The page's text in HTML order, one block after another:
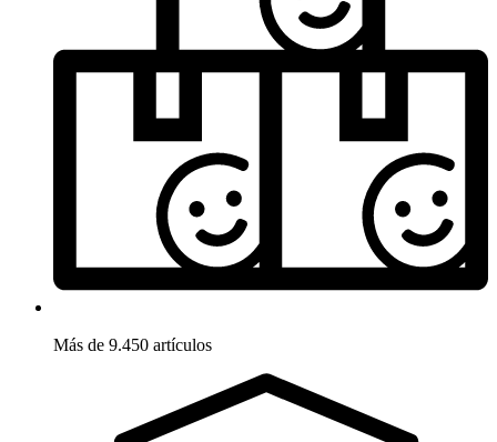
Más de 9.450 artículos